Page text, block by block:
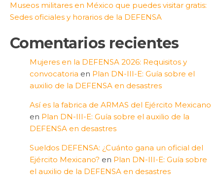
Museos militares en México que puedes visitar gratis:
Sedes oficiales y horarios de la DEFENSA
Comentarios recientes
Mujeres en la DEFENSA 2026: Requisitos y
convocatoria en Plan DN-III-E: Guía sobre el
auxilio de la DEFENSA en desastres
Así es la fabrica de ARMAS del Ejército Mexicano
en Plan DN-III-E: Guía sobre el auxilio de la
DEFENSA en desastres
Sueldos DEFENSA: ¿Cuánto gana un oficial del
Ejército Mexicano? en Plan DN-III-E: Guía sobre
el auxilio de la DEFENSA en desastres